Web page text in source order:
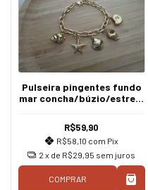
Pulseira pingentes fundo
mar concha/búzio/estrela
R$59,90
R$58,10 com Pix
2 x de R$29,95 sem juros
COMPRAR